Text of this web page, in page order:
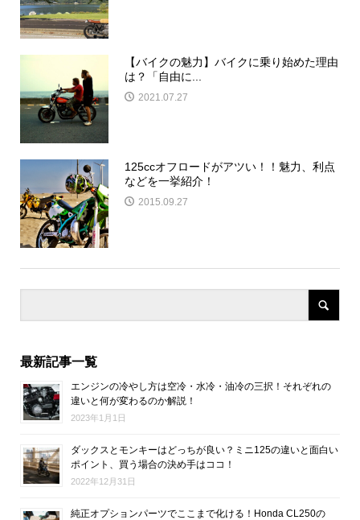
【バイクの魅力】バイクに乗り始めた理由
は？「自由に...
2021.07.27
125ccオフロードがアツい！！魅力、利点
などを一挙紹介！
2015.09.27
最新記事一覧
エンジンの冷やし方は空冷・水冷・油冷の三択！それぞれの
違いと何が変わるのか解説！
2023年1月1日
ダックスとモンキーはどっちが良い？ミニ125の違いと面白い
ポイント、買う場合の決め手はココ！
2022年12月31日
純正オプションパーツでここまで化ける！Honda CL250の